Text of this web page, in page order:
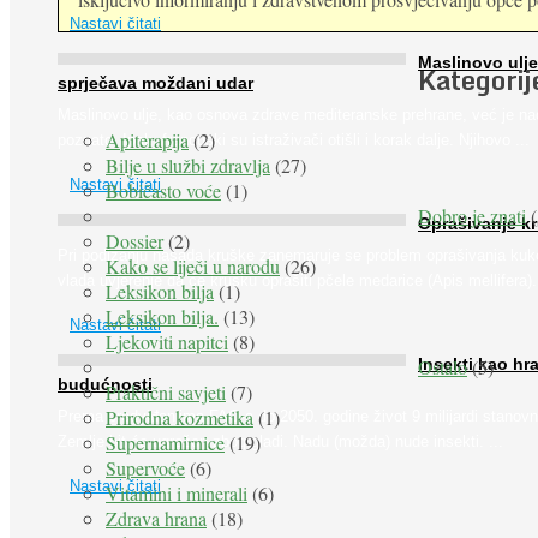
Nastavi čitati
Maslinovo ulje
sprječava moždani udar
poznato. Ipak, francuski su istraživači otišli i korak dalje. Njihovo ...
Nastavi čitati
Oprašivanje
Pri podizanju nasada kruške zanemaruje se problem oprašivanja
vlada uvjerenje da će krušku oprašiti pčele medarice (Apis mellifera).
Nastavi čitati
Insekti kao
budućnosti
Prema predviđanjima FAO-a do 2050. godine život 9 milijardi
Zemlje bit će ugrožen zbog gladi. Nadu (možda) nude insekti. ...
Nastavi čitati
Apiterapija (2)
Bilje u službi zdravlja (27)
Bobičasto voće(1)
Dobro je znati
Dossier(2)
Kako se liječi u narodu (26)
Leksikon bilja (1)
Leksikon bilja. (13)
Ljekoviti napitci (8)
Ostalo(5)
Praktični savjeti (7)
Prirodna kozmetika (1)
Supernamirnice(19)
Supervoće(6)
Vitamini i minerali (6)
Zdrava hrana (18)